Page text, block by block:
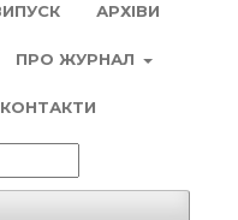
АРХІВИ
ПРО ЖУРНАЛ
КОНТАКТИ